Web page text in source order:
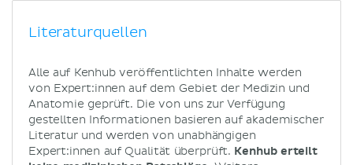
Literaturquellen
Alle auf Kenhub veröffentlichten Inhalte werden
von Expert:innen auf dem Gebiet der Medizin und
Anatomie geprüft. Die von uns zur Verfügung
gestellten Informationen basieren auf akademischer
Literatur und werden von unabhängigen
Expert:innen auf Qualität überprüft. Kenhub erteilt